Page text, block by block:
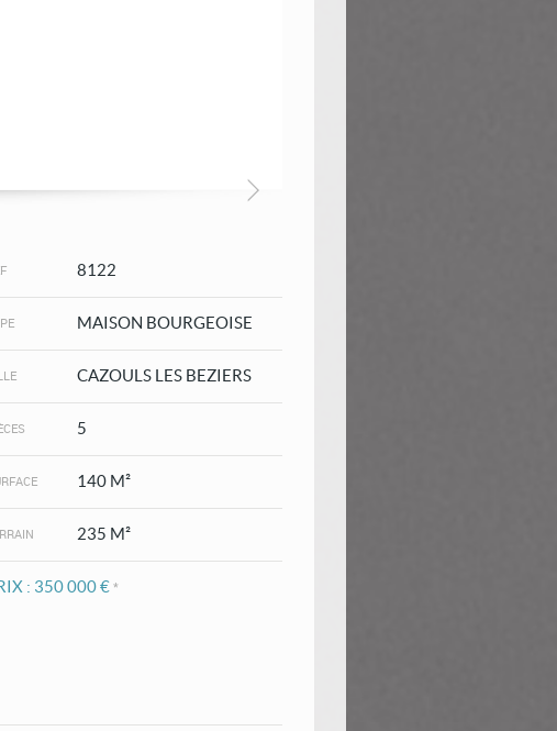
8122
MAISON BOURGEOISE
CAZOULS LES BEZIERS
5
140 M²
235 M²
: 350 000 €*